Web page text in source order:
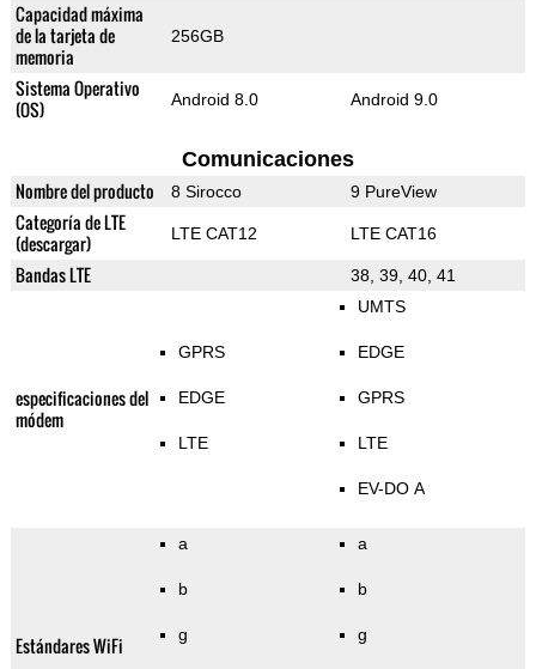
Capacidad máxima
de la tarjeta de
memoria
256GB
Sistema Operativo
(OS)
Android 8.0 Android 9.0
Comunicaciones
Nombre del producto 8 Sirocco 9 PureView
Categoría de LTE
(descargar)
LTE CAT12 LTE CAT16
Bandas LTE 38, 39, 40, 41
especificaciones del
módem
GPRS
EDGE
LTE
UMTS
EDGE
GPRS
LTE
EV-DO A
Estándares WiFi
a
b
g
a
b
g